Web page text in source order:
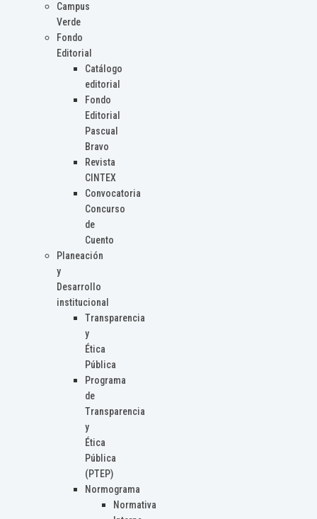
Campus
Verde
Fondo
Editorial
Catálogo
editorial
Fondo
Editorial
Pascual
Bravo
Revista
CINTEX
Convocatoria
Concurso
de
Cuento
Planeación
y
Desarrollo
institucional
Transparencia
y
Ética
Pública
Programa
de
Transparencia
y
Ética
Pública
(PTEP)
Normograma
Normativa